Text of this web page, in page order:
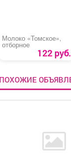
Молоко «Томское»,
отборное
122 руб.
ПОХОЖИЕ